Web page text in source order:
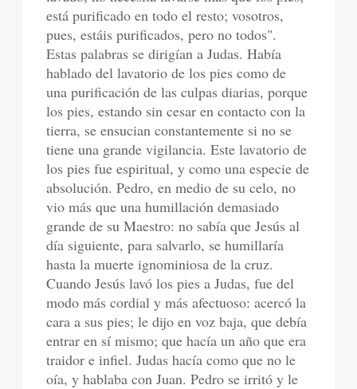
está purificado en todo el resto; vosotros,
pues, estáis purificados, pero no todos".
Estas palabras se dirigían a Judas. Había
hablado del lavatorio de los pies como de
una purificación de las culpas diarias, porque
los pies, estando sin cesar en contacto con la
tierra, se ensucian constantemente si no se
tiene una grande vigilancia. Este lavatorio de
los pies fue espiritual, y como una especie de
absolución. Pedro, en medio de su celo, no
vio más que una humillación demasiado
grande de su Maestro: no sabía que Jesús al
día siguiente, para salvarlo, se humillaría
hasta la muerte ignominiosa de la cruz.
Cuando Jesús lavó los pies a Judas, fue del
modo más cordial y más afectuoso: acercó la
cara a sus pies; le dijo en voz baja, que debía
entrar en sí mismo; que hacía un año que era
traidor e infiel. Judas hacía como que no le
oía, y hablaba con Juan. Pedro se irritó y le